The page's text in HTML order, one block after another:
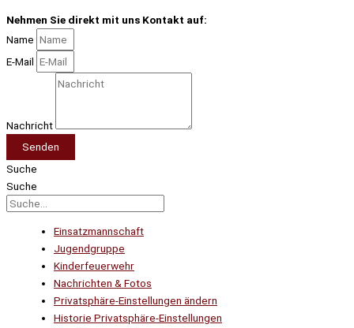
Nehmen Sie direkt mit uns Kontakt auf:
Name
E-Mail
Nachricht
Senden
Suche
Suche
Einsatzmannschaft
Jugendgruppe
Kinderfeuerwehr
Nachrichten & Fotos
Privatsphäre-Einstellungen ändern
Historie Privatsphäre-Einstellungen